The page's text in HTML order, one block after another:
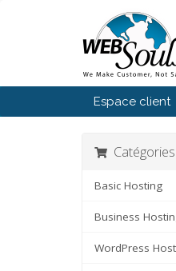
Espace client
Catégories
Basic Hosting
Business
WordPress